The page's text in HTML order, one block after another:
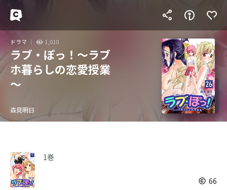
ドラマ 1,010
ラブ・ぽっ！～ラブ
ホ暮らしの恋愛授業
～
森見明日
1巻
66